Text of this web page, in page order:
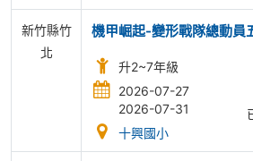
新竹縣竹
北
機甲崛起-變形戰隊總動員
升2~7年級
2026-07-27
2026-07-31
十興國小